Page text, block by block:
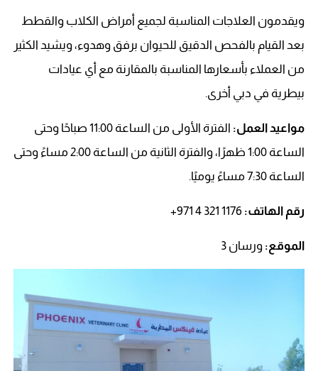
ويقدمون العلاجات المناسبة لجميع أمراض الكلاب والقطط
بعد القيام بالفحص الدقيق للحيوان برفق وهدوء، ويشيد الكثير
من العملاء بأسعارها المناسبة بالمقارنة مع أي عيادات
بيطرية في دبي أخرى.
مواعيد العمل:
الفترة الأولى من الساعة 11:00 صباحًا وحتى
الساعة 1:00 ظهرًا، والفترة الثانية من الساعة 2:00 مساءً وحتى
الساعة 7:30 مساءً يوميًا.
رقم الهاتف: ‏‪ +971 4 321 1176‬‏
الموقع: ورسان 3